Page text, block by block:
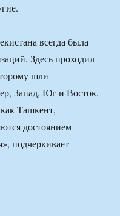
всегда была
Здесь проходил
шли
Запад, Юг и Восток.
Ташкент,
достоянием
подчеркивает